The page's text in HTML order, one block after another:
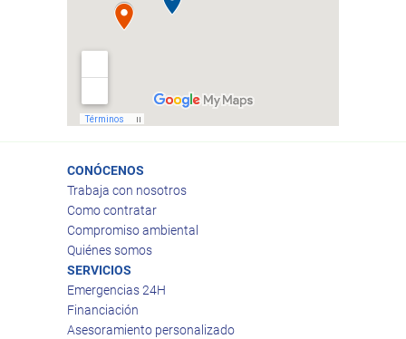
CONÓCENOS
Trabaja con nosotros
Como contratar
Compromiso ambiental
Quiénes somos
SERVICIOS
Emergencias 24H
Financiación
Asesoramiento personalizado